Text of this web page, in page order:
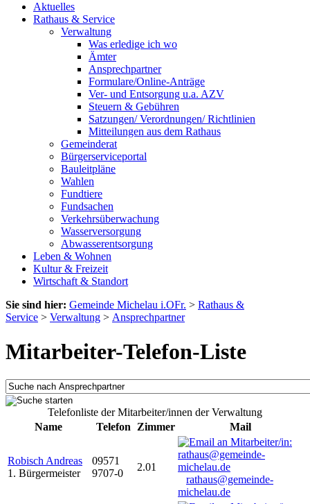
Aktuelles
Rathaus & Service
Verwaltung
Was erledige ich wo
Ämter
Ansprechpartner
Formulare/Online-Anträge
Ver- und Entsorgung u.a. AZV
Steuern & Gebühren
Satzungen/ Verordnungen/ Richtlinien
Mitteilungen aus dem Rathaus
Gemeinderat
Bürgerserviceportal
Bauleitpläne
Wahlen
Fundtiere
Fundsachen
Verkehrsüberwachung
Wasserversorgung
Abwasserentsorgung
Leben & Wohnen
Kultur & Freizeit
Wirtschaft & Standort
Sie sind hier: Gemeinde Michelau i.OFr. > Rathaus &
Service > Verwaltung > Ansprechpartner
Mitarbeiter-Telefon-Liste
Telefonliste der Mitarbeiter/innen der Verwaltung
Name
Telefon Zimmer Mail
Robisch Andreas
1. Bürgermeister
09571
9707-0
2.01
rathaus@gemeinde-
michelau.de